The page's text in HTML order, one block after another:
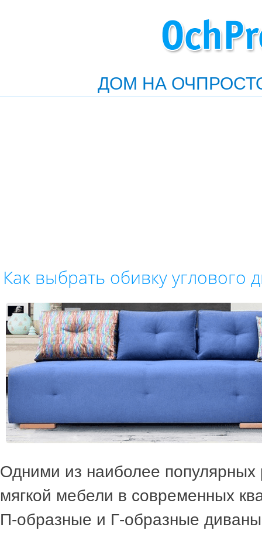
ДОМ НА
Как выбрать обивку углового
Одними из наиболее популярных
мягкой мебели в современных
П-образные и Г-образные